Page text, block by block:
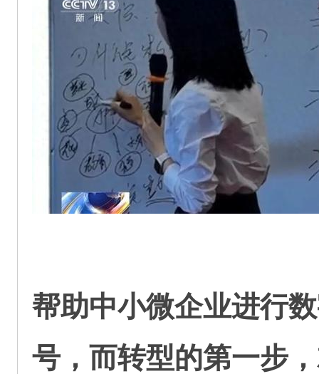
帮助中小微企业进行
号，而转型的第一步